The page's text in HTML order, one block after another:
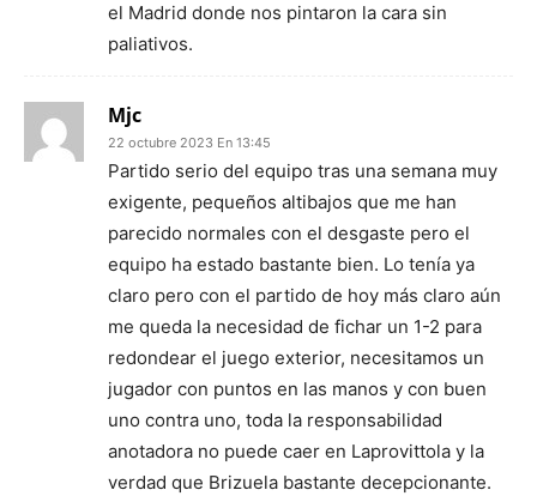
el Madrid donde nos pintaron la cara sin
paliativos.
Mjc
22 octubre 2023 En 13:45
Partido serio del equipo tras una semana muy
exigente, pequeños altibajos que me han
parecido normales con el desgaste pero el
equipo ha estado bastante bien. Lo tenía ya
claro pero con el partido de hoy más claro aún
me queda la necesidad de fichar un 1-2 para
redondear el juego exterior, necesitamos un
jugador con puntos en las manos y con buen
uno contra uno, toda la responsabilidad
anotadora no puede caer en Laprovittola y la
verdad que Brizuela bastante decepcionante.